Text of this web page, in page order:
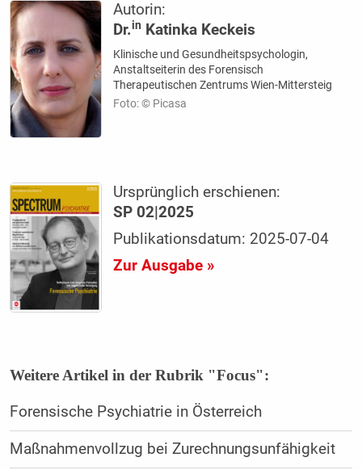
Autorin:
Dr.in Katinka Keckeis
Klinische und Gesundheitspsychologin,
Anstaltseiterin des Forensisch
Therapeutischen Zentrums Wien-Mittersteig
Foto: © Picasa
Ursprünglich erschienen:
SP 02|2025
Publikationsdatum: 2025-07-04
Zur Ausgabe »
Weitere Artikel in der Rubrik "Focus":
Forensische Psychiatrie in Österreich
Maßnahmenvollzug bei Zurechnungsunfähigkeit